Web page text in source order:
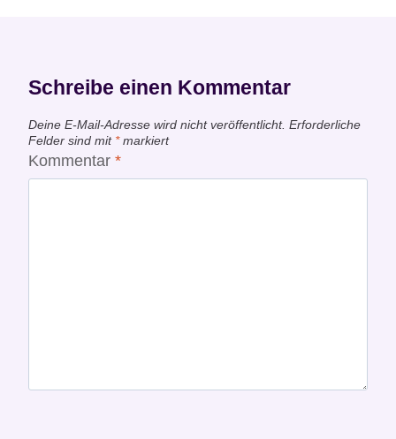
Schreibe einen Kommentar
Deine E-Mail-Adresse wird nicht veröffentlicht. Erforderliche
Felder sind mit *markiert
Kommentar *